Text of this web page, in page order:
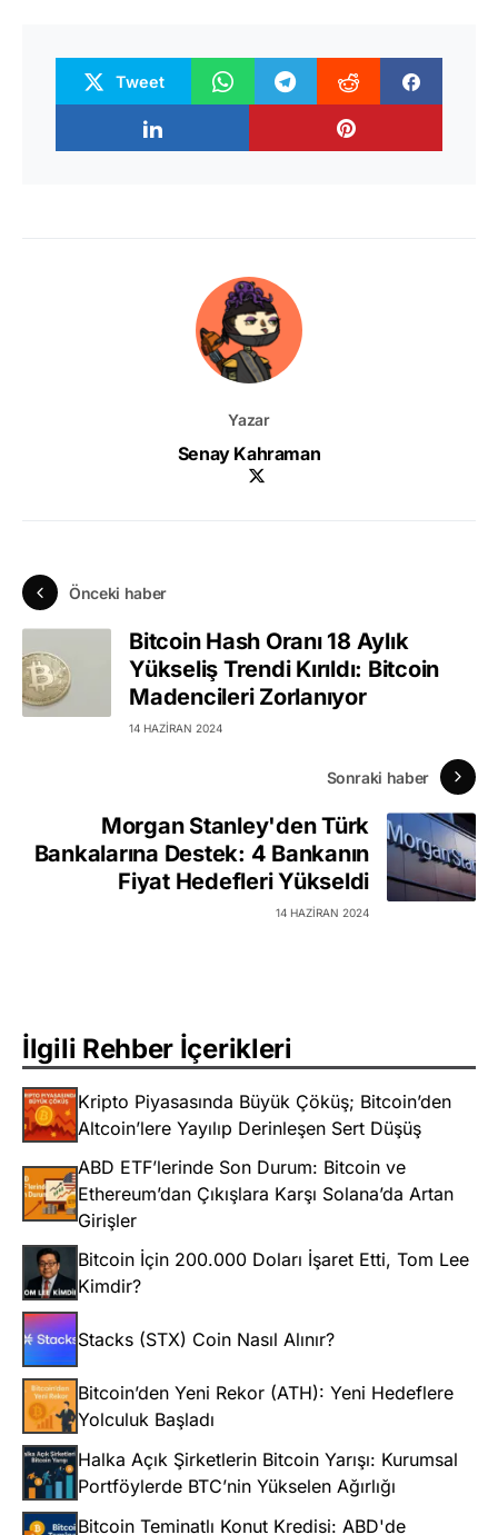
Tweet
Yazar
Senay Kahraman
Önceki haber
Bitcoin Hash Oranı 18 Aylık
Yükseliş Trendi Kırıldı: Bitcoin
Madencileri Zorlanıyor
14 HAZIRAN 2024
Sonraki haber
Morgan Stanley'den Türk
Bankalarına Destek: 4 Bankanın
Fiyat Hedefleri Yükseldi
14 HAZIRAN 2024
İlgili Rehber İçerikleri
Kripto Piyasasında Büyük Çöküş; Bitcoin’den
Altcoin’lere Yayılıp Derinleşen Sert Düşüş
ABD ETF’lerinde Son Durum: Bitcoin ve
Ethereum’dan Çıkışlara Karşı Solana’da Artan
Girişler
Bitcoin İçin 200.000 Doları İşaret Etti, Tom Lee
Kimdir?
Stacks (STX) Coin Nasıl Alınır?
Bitcoin’den Yeni Rekor (ATH): Yeni Hedeflere
Yolculuk Başladı
Halka Açık Şirketlerin Bitcoin Yarışı: Kurumsal
Portföylerde BTC’nin Yükselen Ağırlığı
Bitcoin Teminatlı Konut Kredisi: ABD'de